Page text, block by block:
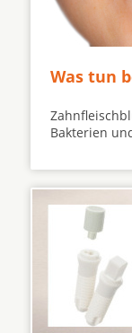
Was tun
Bakterien